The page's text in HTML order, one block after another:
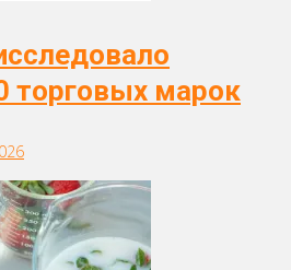
торговых марок